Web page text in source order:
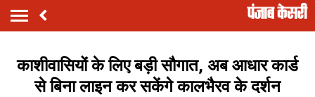
काशीवासियों के लिए बड़ी सौगात, अब आधार कार्ड
से बिना लाइन कर सकेंगे कालभैरव के दर्शन